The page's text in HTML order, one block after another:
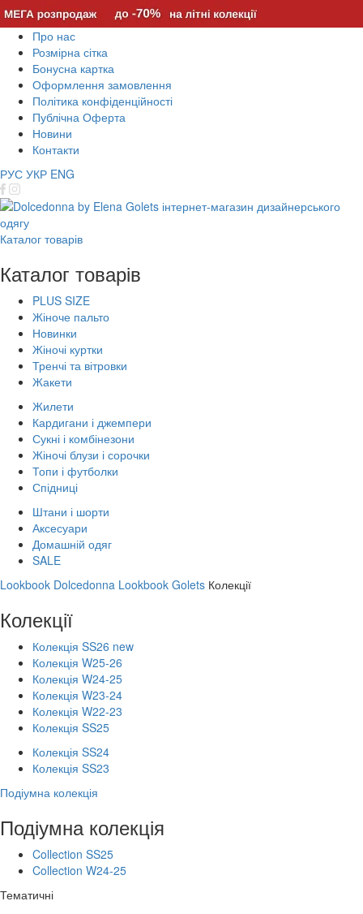
Про нас
Розмірна сітка
Бонусна картка
Оформлення замовлення
Політика конфіденційності
Публічна Оферта
Новини
Контакти
РУС УКР ENG
Каталог товарів
Каталог товарів
PLUS SIZE
Жіноче пальто
Новинки
Жіночі куртки
Тренчі та вітровки
Жакети
Жилети
Кардигани і джемпери
Сукні і комбінезони
Жіночі блузи і сорочки
Топи і футболки
Спідниці
Штани і шорти
Аксесуари
Домашній одяг
SALE
Lookbook Dolcedonna Lookbook Golets Колекції
Колекції
Колекція SS26 new
Колекція W25-26
Колекція W24-25
Колекція W23-24
Колекція W22-23
Колекція SS25
Колекція SS24
Колекція SS23
Подіумна колекція
Подіумна колекція
Collection SS25
Collection W24-25
Тематичні